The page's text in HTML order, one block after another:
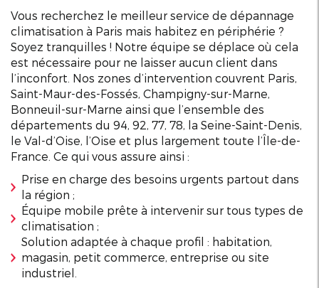
Vous recherchez le meilleur service de dépannage
climatisation à Paris mais habitez en périphérie ?
Soyez tranquilles ! Notre équipe se déplace où cela
est nécessaire pour ne laisser aucun client dans
l’inconfort. Nos zones d’intervention couvrent Paris,
Saint-Maur-des-Fossés, Champigny-sur-Marne,
Bonneuil-sur-Marne ainsi que l’ensemble des
départements du 94, 92, 77, 78, la Seine-Saint-Denis,
le Val-d’Oise, l’Oise et plus largement toute l’Île-de-
France. Ce qui vous assure ainsi :
Prise en charge des besoins urgents partout dans
la région ;
Équipe mobile prête à intervenir sur tous types de
climatisation ;
Solution adaptée à chaque profil : habitation,
magasin, petit commerce, entreprise ou site
industriel.